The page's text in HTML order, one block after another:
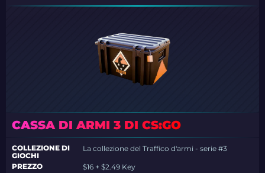
CASSA DI ARMI 3 DI CS:GO
COLLEZIONE DI
GIOCHI
La collezione del Traffico d'armi - serie #3
PREZZO
$16 + $2.49 Key